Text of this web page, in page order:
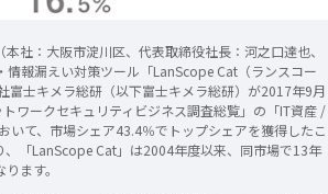
社：大阪市淀川区、代表取締役社長：河之口達也、
情報漏えい対策ツール「LanScope Cat（ランスコー
富士キメラ総研（以下富士キメラ総研）が2017年9月
ワークセキュリティビジネス調査総覧」の「IT資産 /
いて、市場シェア43.4％でトップシェアを獲得したこ
、「LanScope Cat」は2004年度以来、同市場で13年
ます。